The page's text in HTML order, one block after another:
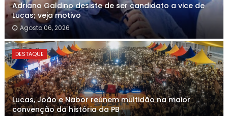
Adriano Galdino desiste de ser candidato a vice de
Lucas; veja motivo
Agosto 06, 2026
DESTAQUE
Lucas, João e Nabor reúnem multidão na maior
convenção da história da PB